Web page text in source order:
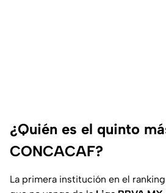
¿Quién es el quinto
CONCACAF?
La primera institución en el